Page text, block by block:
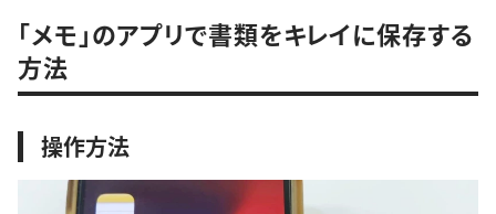
「メモ」のアプリで書類をキレイに保存する
方法
操作方法